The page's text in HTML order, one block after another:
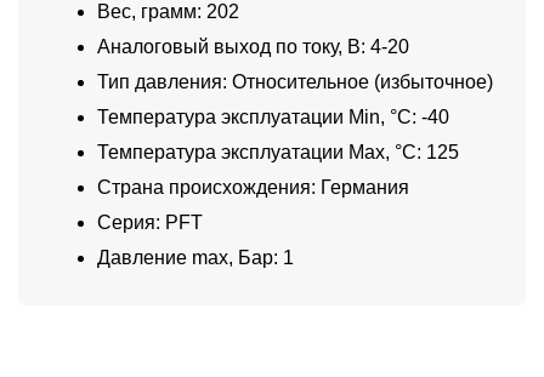
Вес, грамм: 202
Аналоговый выход по току, В: 4-20
Тип давления: Относительное (избыточное)
Температура эксплуатации Min, °C: -40
Температура эксплуатации Max, °C: 125
Страна происхождения: Германия
Серия: PFT
Давление max, Бар: 1